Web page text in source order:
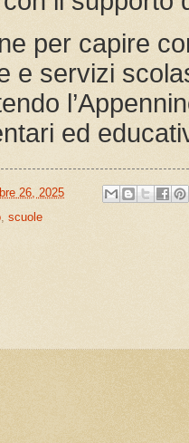
per capire
e servizi
ed
26, 2025
scuole